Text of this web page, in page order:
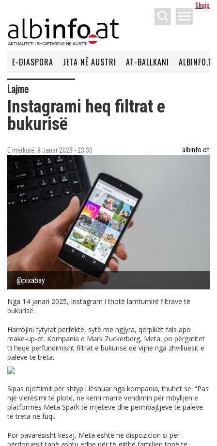
Shqip
menu
E-DIASPORA JETA NË AUSTRI AT-BALLKANI ALBINFO.TV
Lajme
Instagrami heq filtrat e
bukurisë
E mërkurë, 8 Janar 2025 - 23:30 albinfo.ch
@pixabay
Nga 14 janari 2025, Instagram i thotë lamtumirë filtrave të
bukurisë.
Harrojini fytyrat perfekte, sytë me ngjyra, qerpikët fals apo
make-up-et. Kompania e Mark Zuckerberg, Meta, po përgatitet
t’i heqë përfundimisht filtrat e bukurisë që vijnë nga zhvilluesit e
palëve të treta.
Sipas njoftimit për shtyp i lëshuar nga kompania, thuhet se: “Pas
një vlerësimi të plotë, ne kemi marrë vendimin për mbylljen e
platformës Meta Spark të mjeteve dhe përmbajtjeve të palëve
të treta në fuqi.
Por pavarësisht kësaj, Meta është në dispozicion si për